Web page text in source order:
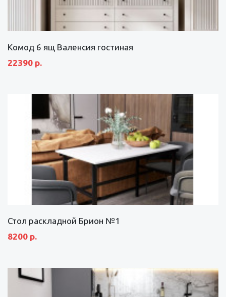
Комод 6 ящ Валенсия гостиная
22390 р.
Стол раскладной Брион №1
8200 р.